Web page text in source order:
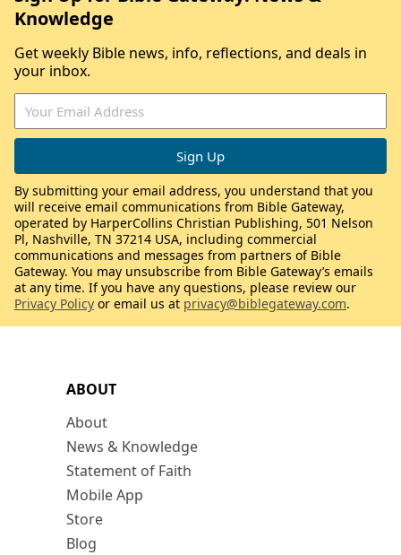
ABOUT
About
News & Knowledge
Statement of Faith
Mobile App
Store
Blog
Knowledge
Get weekly Bible news, info, reflections, and deals in
your inbox.
By submitting your email address, you understand that you
will receive email communications from Bible Gateway,
operated by HarperCollins Christian Publishing, 501 Nelson
Pl, Nashville, TN 37214 USA, including commercial
communications and messages from partners of Bible
Gateway. You may unsubscribe from Bible Gateway’s emails
at any time. If you have any questions, please review our
Privacy Policy or email us at privacy@biblegateway.com.